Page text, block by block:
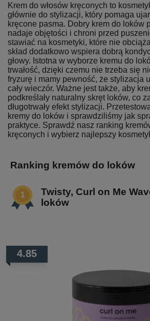
Krem do włosów kręconych to
głównie do stylizacji, który pomaga
kręcone pasma. Dobry krem do loków
nadaje objętości i chroni przed
stawiać na kosmetyki, które nie
skład dodatkowo wspiera dobrą
głowy. Istotna w wyborze kremu do
trwałość, dzięki czemu nie trzeba się
fryzurę i mamy pewność, że stylizacja
cały wieczór. Ważne jest także, aby
podkreślały naturalny skręt loków, co
długotrwały efekt stylizacji.
kremy do loków i sprawdziliśmy jak
praktyce. Sprawdź nasz ranking
kręconych i wybierz najlepszy
Ranking kremów do loków
Twisty, Curl on Me
loków
4.85